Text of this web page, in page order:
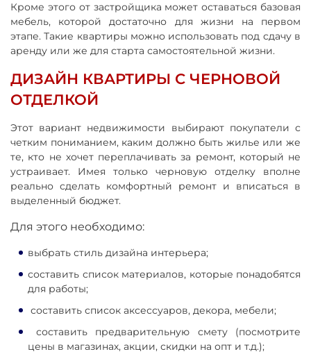
Кроме этого от застройщика может оставаться базовая
мебель, которой достаточно для жизни на первом
этапе. Такие квартиры можно использовать под сдачу в
аренду или же для старта самостоятельной жизни.
ДИЗАЙН КВАРТИРЫ С ЧЕРНОВОЙ
ОТДЕЛКОЙ
Этот вариант недвижимости выбирают покупатели с
четким пониманием, каким должно быть жилье или же
те, кто не хочет переплачивать за ремонт, который не
устраивает. Имея только черновую отделку вполне
реально сделать комфортный ремонт и вписаться в
выделенный бюджет.
Для этого необходимо:
выбрать стиль дизайна интерьера;
составить список материалов, которые понадобятся
для работы;
составить список аксессуаров, декора, мебели;
составить предварительную смету (посмотрите
цены в магазинах, акции, скидки на опт и т.д.);